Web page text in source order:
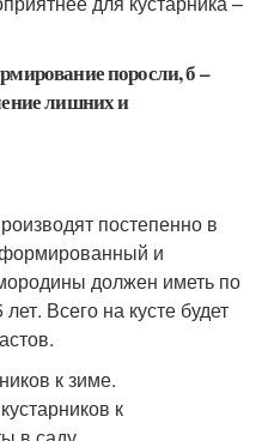
поросли, б –
лишних и
постепенно в
и
должен иметь по
Всего на кусте будет